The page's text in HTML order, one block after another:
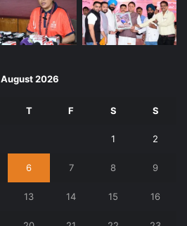
August 2026
T F S S
1 2
6 7 8 9
13 14 15 16